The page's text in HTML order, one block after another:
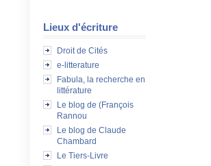
Lieux d'écriture
Droit de Cités
e-litterature
Fabula, la recherche en
littérature
Le blog de (François
Rannou
Le blog de Claude
Chambard
Le Tiers-Livre